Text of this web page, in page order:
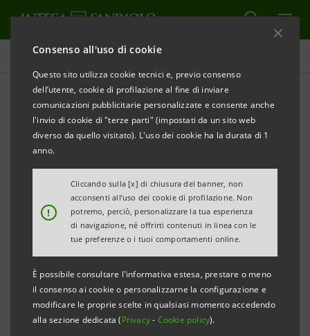
Consenso all'uso di cookie
Questo sito utilizza cookie tecnici e, previo consenso
dell’utente, cookie di profilazione al fine di inviare
comunicazioni pubblicitarie personalizzate e consente anche
l'invio di cookie di "terze parti" (impostati da un sito web
diverso da quello visitato). L'uso dei cookie ha la durata di 1
anno.
!
Cliccando sulla [x] di chiusura del banner, non
acconsenti all’uso dei cookie di profilazione. Non
potremo, perciò, personalizzare la tua esperienza
di navigazione, né offrirti contenuti in linea con le
tue preferenze o i tuoi comportamenti online.
È possibile consultare l'informativa estesa, prestare o meno
il consenso ai cookie o personalizzarne la configurazione e
modificare le proprie scelte in qualsiasi momento accedendo
alla sezione dedicata (Privacy- Cookie policy).
Comunicati stampa
STAMPA AGGIORNA
COMUNICATO STAMPA
INAUGURATA AD OLLIGNAN UNA SERRA
PER LA COLTIVAZIONE DI ORCHIDEE
• Un progetto per sostenere l’inclusione sociale e
lavorativa di giovani con disabilità nel territorio di
Quart in Valle D’Aosta, grazie a metodi innovativi ed
ecosostenibili di agricoltura sociale.
• Il progetto è stato finanziato da un’iniziativa di
crowdfunding alla quale hanno contribuito privati